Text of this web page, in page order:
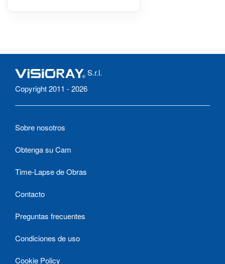
S.r.l.
Copyright 2011 - 2026
Sobre nosotros
Obtenga su Cam
Time-Lapse de Obras
Contacto
Preguntas frecuentes
Condiciones de uso
Cookie Policy